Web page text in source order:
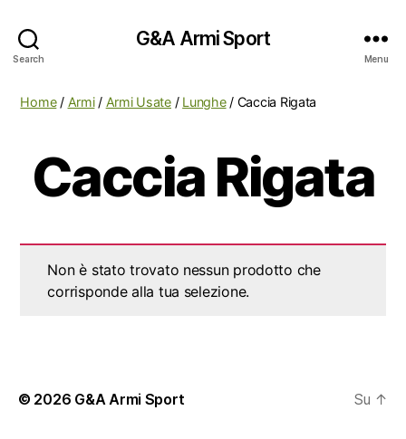
Search
G&A Armi Sport
Menu
Home/ Armi/ Armi Usate/ Lunghe/ Caccia Rigata
Caccia Rigata
Non è stato trovato nessun prodotto che
corrisponde alla tua selezione.
© 2026 G&A Armi Sport Su ↑